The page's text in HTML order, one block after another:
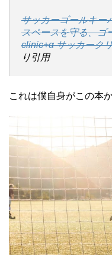
サッカーゴールキー
スペースを守る、ゴ
clinic+α サッカーク
り引用
これは僕自身がこの本